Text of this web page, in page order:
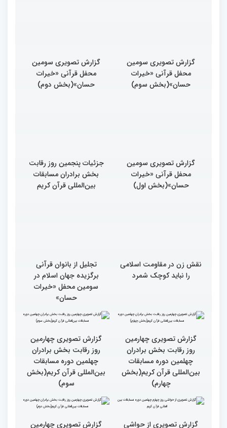
گزارش تصویری سومین
محفل قرآنی «خیرات
حسان»(بخش سوم)
گزارش تصویری سومین
محفل قرآنی «خیرات
حسان»(بخش دوم)
گزارش تصویری سومین
محفل قرآنی «خیرات
حسان»(بخش اول)
جزئیات پنجمین روز رقابت
بخش برادران مسابقات
بین‌المللی قرآن کریم
نقش زن در مقاومت اسلامی
را نباید کوچک شمرد
تجلیل از بانوان قرآنی
برگزیده جهان اسلام در
سومین محفل «خیرات
حسان»
گزارش تصویری چهارمین
روز رقابت بخش برادران
چهلمین دوره مسابقات
بین‌المللی قرآن کریم(بخش
چهارم)
گزارش تصویری چهارمین
روز رقابت بخش برادران
چهلمین دوره مسابقات
بین‌المللی قرآن کریم(بخش
سوم)